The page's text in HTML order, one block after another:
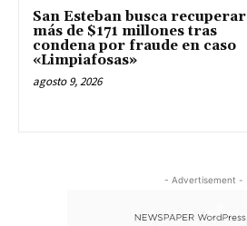
San Esteban busca recuperar
más de $171 millones tras
condena por fraude en caso
«Limpiafosas»
agosto 9, 2026
- Advertisement -